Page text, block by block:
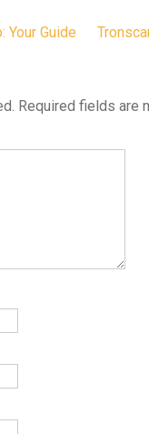
Your Guide
Required fields are